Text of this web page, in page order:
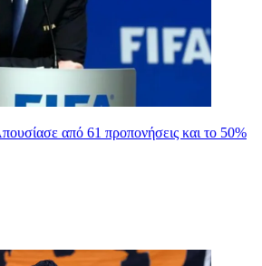
από 61 προπονήσεις και το 50%